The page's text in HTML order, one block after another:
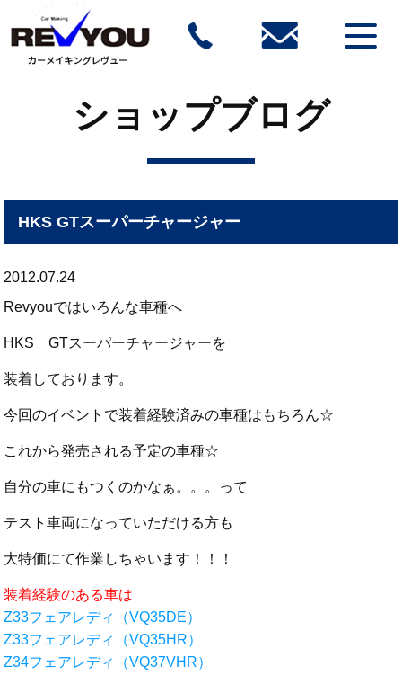
ショップブログ
HKS GTスーパーチャージャー
2012.07.24
Revyouではいろんな車種へ
HKS GTスーパーチャージャーを
装着しております。
今回のイベントで装着経験済みの車種はもちろん☆
これから発売される予定の車種☆
自分の車にもつくのかなぁ。。。って
テスト車両になっていただける方も
大特価にて作業しちゃいます！！！
装着経験のある車は
Z33フェアレディ（VQ35DE）
Z33フェアレディ（VQ35HR）
Z34フェアレディ（VQ37VHR）